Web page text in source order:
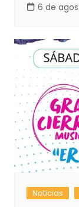
6 de
Noticias